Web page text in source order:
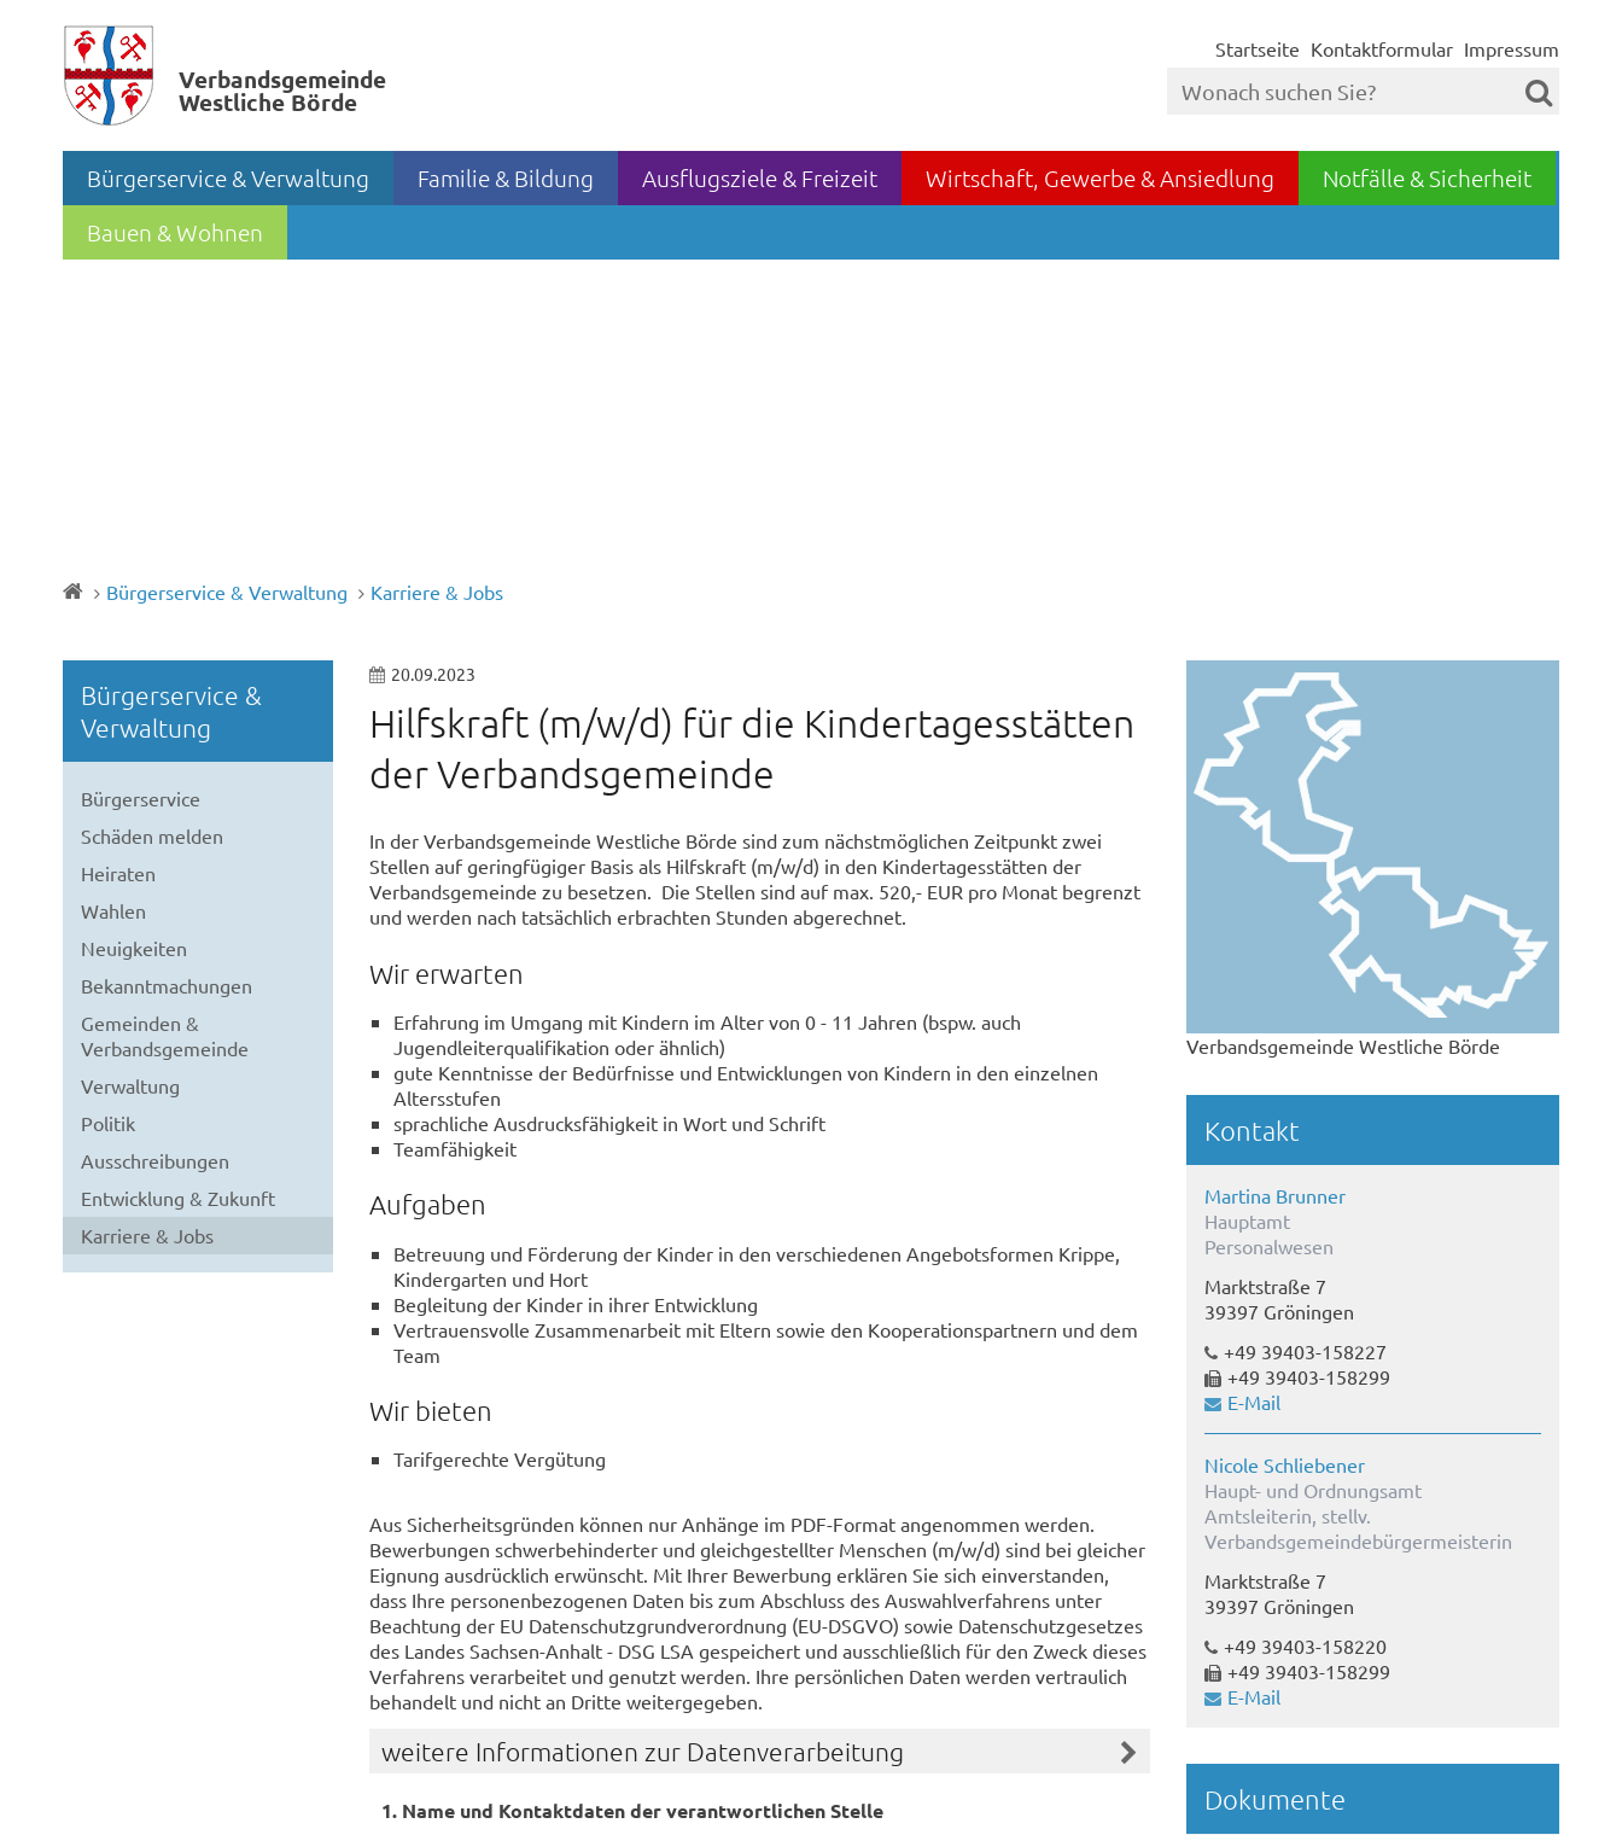
Verbands­gemeinde
Westliche Börde
Startseite Kontaktformular Impressum
Bürgerservice & Verwaltung Familie & Bildung Ausflugsziele & Freizeit Wirtschaft, Gewerbe & Ansiedlung
Notfälle & Sicherheit
Bauen & Wohnen
Bürgerservice & Verwaltung Karriere & Jobs
Bürgerservice &
Verwaltung
Bürgerservice
Schäden melden
Heiraten
Wahlen
Neuigkeiten
Bekanntmachungen
Gemeinden &
Verbandsgemeinde
Verwaltung
Politik
Ausschreibungen
Entwicklung & Zukunft
Karriere & Jobs
20.09.2023
Hilfskraft (m/w/d) für die Kindertagesstätten
der Verbandsgemeinde
In der Verbandsgemeinde Westliche Börde sind zum nächstmöglichen Zeitpunkt zwei
Stellen auf geringfügiger Basis als Hilfskraft (m/w/d) in den Kindertagesstätten der
Verbandsgemeinde zu besetzen. Die Stellen sind auf max. 520,- EUR pro Monat begrenzt
und werden nach tatsächlich erbrachten Stunden abgerechnet.
Wir erwarten
Erfahrung im Umgang mit Kindern im Alter von 0 - 11 Jahren (bspw. auch
Jugendleiterqualifikation oder ähnlich)
gute Kenntnisse der Bedürfnisse und Entwicklungen von Kindern in den einzelnen
Altersstufen
sprachliche Ausdrucksfähigkeit in Wort und Schrift
Teamfähigkeit
Aufgaben
Betreuung und Förderung der Kinder in den verschiedenen Angebotsformen Krippe,
Kindergarten und Hort
Begleitung der Kinder in ihrer Entwicklung
Vertrauensvolle Zusammenarbeit mit Eltern sowie den Kooperationspartnern und dem
Team
Wir bieten
Tarifgerechte Vergütung
Aus Sicherheitsgründen können nur Anhänge im PDF-Format angenommen werden.
Bewerbungen schwerbehinderter und gleichgestellter Menschen (m/w/d) sind bei gleicher
Eignung ausdrücklich erwünscht. Mit Ihrer Bewerbung erklären Sie sich einverstanden,
dass Ihre personenbezogenen Daten bis zum Abschluss des Auswahlverfahrens unter
Beachtung der EU Datenschutzgrundverordnung (EU-DSGVO) sowie Datenschutzgesetzes
des Landes Sachsen-Anhalt - DSG LSA gespeichert und ausschließlich für den Zweck dieses
Verfahrens verarbeitet und genutzt werden. Ihre persönlichen Daten werden vertraulich
behandelt und nicht an Dritte weitergegeben.
weitere Informationen zur Datenverarbeitung
1. Name und Kontaktdaten der verantwortlichen Stelle
Verbandsgemeinde Westliche Börde
Kontakt
Martina Brunner
Hauptamt
Personalwesen
Marktstraße 7
39397 Gröningen
+49 39403-158227
+49 39403-158299
E-Mail
Nicole Schliebener
Haupt- und Ordnungsamt
Amtsleiterin, stellv.
Verbandsgemeindebürgermeisterin
Marktstraße 7
39397 Gröningen
+49 39403-158220
+49 39403-158299
E-Mail
Dokumente